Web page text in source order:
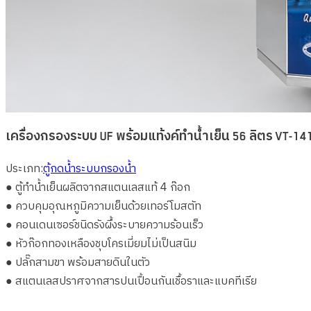
เครื่องกรองระบบ UF พร้อมแท้งค์ทำน้ำเย็น 56 ลิตร VT-
ประเภท:ตู้กดน้ำระบบกรองน้ำ
● ตู้ทำน้ำเย็นผลิตจากสแตนเลสแท้ 4 ก๊อก
● ควบคุมอุณหภูมิความเย็นด้วยเทอร์โมสตัท
● คอนเดนเซอร์ชนิดรังผึ้งระบายความร้อนเร็ว
● หัวก๊อกทองเหลืองชุบโครเมี่ยมไม่เป็นสนิม
● ปลั๊กสามขา พร้อมสายดินในตัว
● สแตนเลสปราศจากสารปนเปื้อนกันเชื้อราและแบคทีเรีย